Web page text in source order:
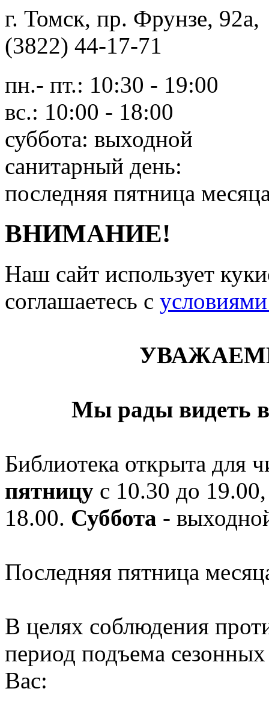
г. Томск, пр. Фрунзе,
(3822) 44-17-71
пн.- пт.: 10:30 - 19:00
вс.: 10:00 - 18:00
суббота: выходной
санитарный день:
последняя пятница
ВНИМАНИЕ!
Наш сайт использует
соглашаетесь c
Мы рады видеть
Библиотека открыта для
пятницу с 10.30 до
18.00. Суббота -
Последняя пятница
В целях соблюдения
период подъема
Вас: